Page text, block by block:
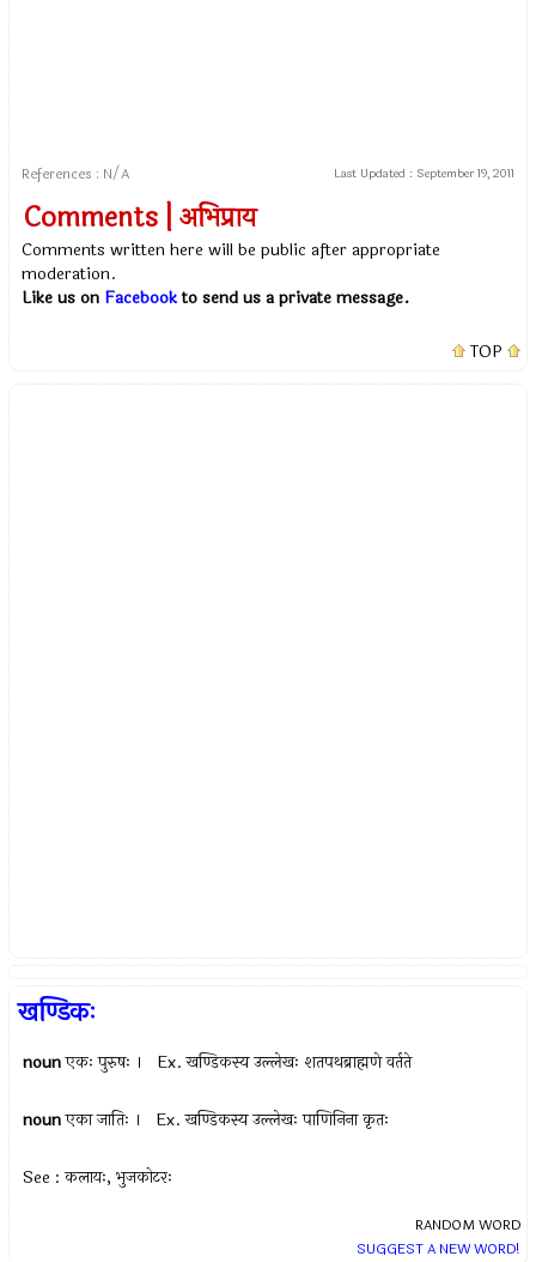
References : N/A Last Updated : September 19, 2011
Comments | अभिप्राय
Comments written here will be public after appropriate
moderation.
Like us on Facebookto send us a private message.
TOP
खण्डिकः
noun एकः पुरुषः । Ex.खण्डिकस्य उल्लेखः शतपथब्राह्मणे वर्तते
noun एका जातिः । Ex.खण्डिकस्य उल्लेखः पाणिनिना कृतः
See : कलायः, भुजकोटरः
RANDOM WORD
SUGGEST A NEW WORD!